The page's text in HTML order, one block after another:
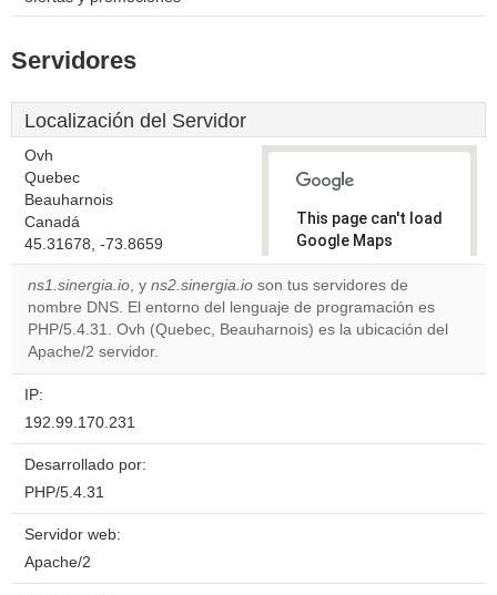
Servidores
Localización del Servidor
Ovh
Quebec
Beauharnois
Canadá
45.31678, -73.8659
This page can't load
Google Maps
correctly.
Do you
own this
OK
ns1.sinergia.io, y ns2.sinergia.io son tus servidores de
nombre DNS. El entorno del lenguaje de programación es
PHP/5.4.31. Ovh (Quebec, Beauharnois) es la ubicación del
Apache/2 servidor.
IP:
192.99.170.231
Desarrollado por:
PHP/5.4.31
Servidor web:
Apache/2